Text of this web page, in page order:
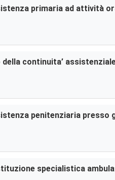
primaria ad attività
continuita’
penitenziaria
specialistica